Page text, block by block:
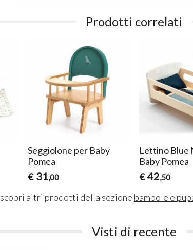
Prodotti correlati
Seggiolone per Baby
Pomea
€ 31,00
Lettino Blue
Baby Pomea
€ 42,50
scopri altri prodotti della sezione bambole e
Visti di recente